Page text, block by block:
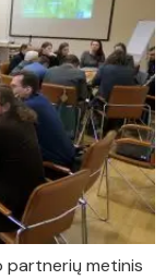
partnerių metinis